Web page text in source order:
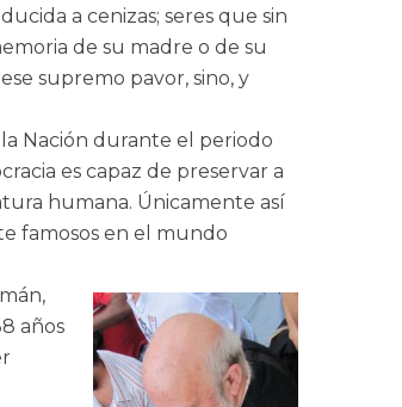
a cenizas; seres que sin
de su madre o de su
supremo pavor, sino, y
Nación durante el periodo
es capaz de preservar a
humana. Únicamente así
famosos en el mundo
años